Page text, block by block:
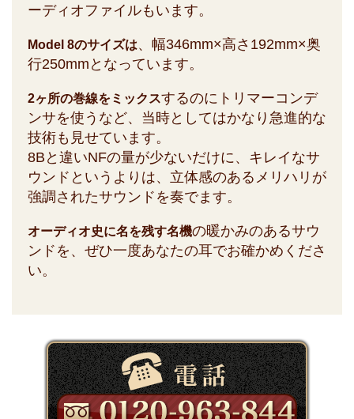
ーディオファイルもいます。
Model 8のサイズは、幅346mm×高さ192mm×奥
行250mmとなっています。
2ヶ所の巻線をミックスするのにトリマーコンデ
ンサを使うなど、当時としてはかなり急進的な
技術も見せています。
8Bと違いNFの量が少ないだけに、キレイなサ
ウンドというよりは、立体感のあるメリハリが
強調されたサウンドを奏でます。
オーディオ史に名を残す名機の暖かみのあるサウ
ンドを、ぜひ一度あなたの耳でお確かめくださ
い。